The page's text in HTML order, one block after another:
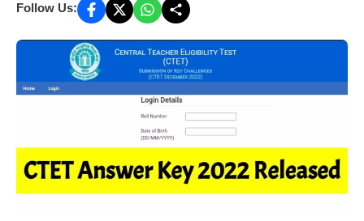
Follow Us: